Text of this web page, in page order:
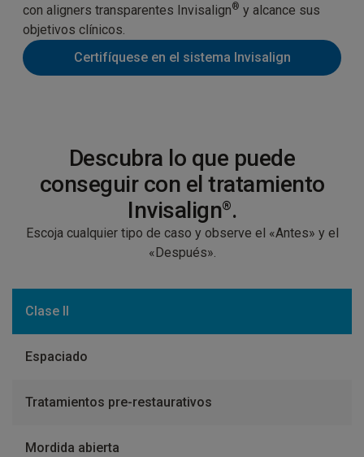
con aligners transparentes Invisalign® y alcance sus
objetivos clínicos.
Certifíquese en el sistema Invisalign
Descubra lo que puede
conseguir con el tratamiento
Invisalign®.
Escoja cualquier tipo de caso y observe el «Antes» y el
«Después».
Clase II
Espaciado
Tratamientos pre-restaurativos
Mordida abierta